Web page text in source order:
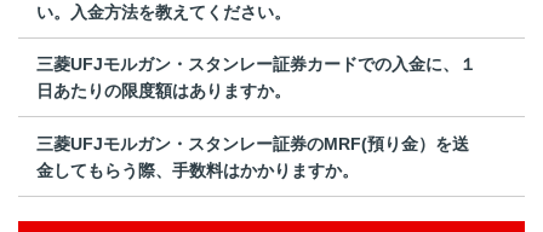
い。入金方法を教えてください。
三菱UFJモルガン・スタンレー証券カードでの入金に、１
日あたりの限度額はありますか。
三菱UFJモルガン・スタンレー証券のMRF(預り金）を送
金してもらう際、手数料はかかりますか。